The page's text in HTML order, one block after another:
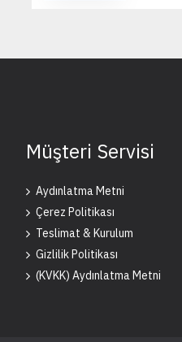
Müşteri Servisi
Aydınlatma Metni
Çerez Politikası
Teslimat & Kurulum
Gizlilik Politikası
(KVKK) Aydınlatma Metni